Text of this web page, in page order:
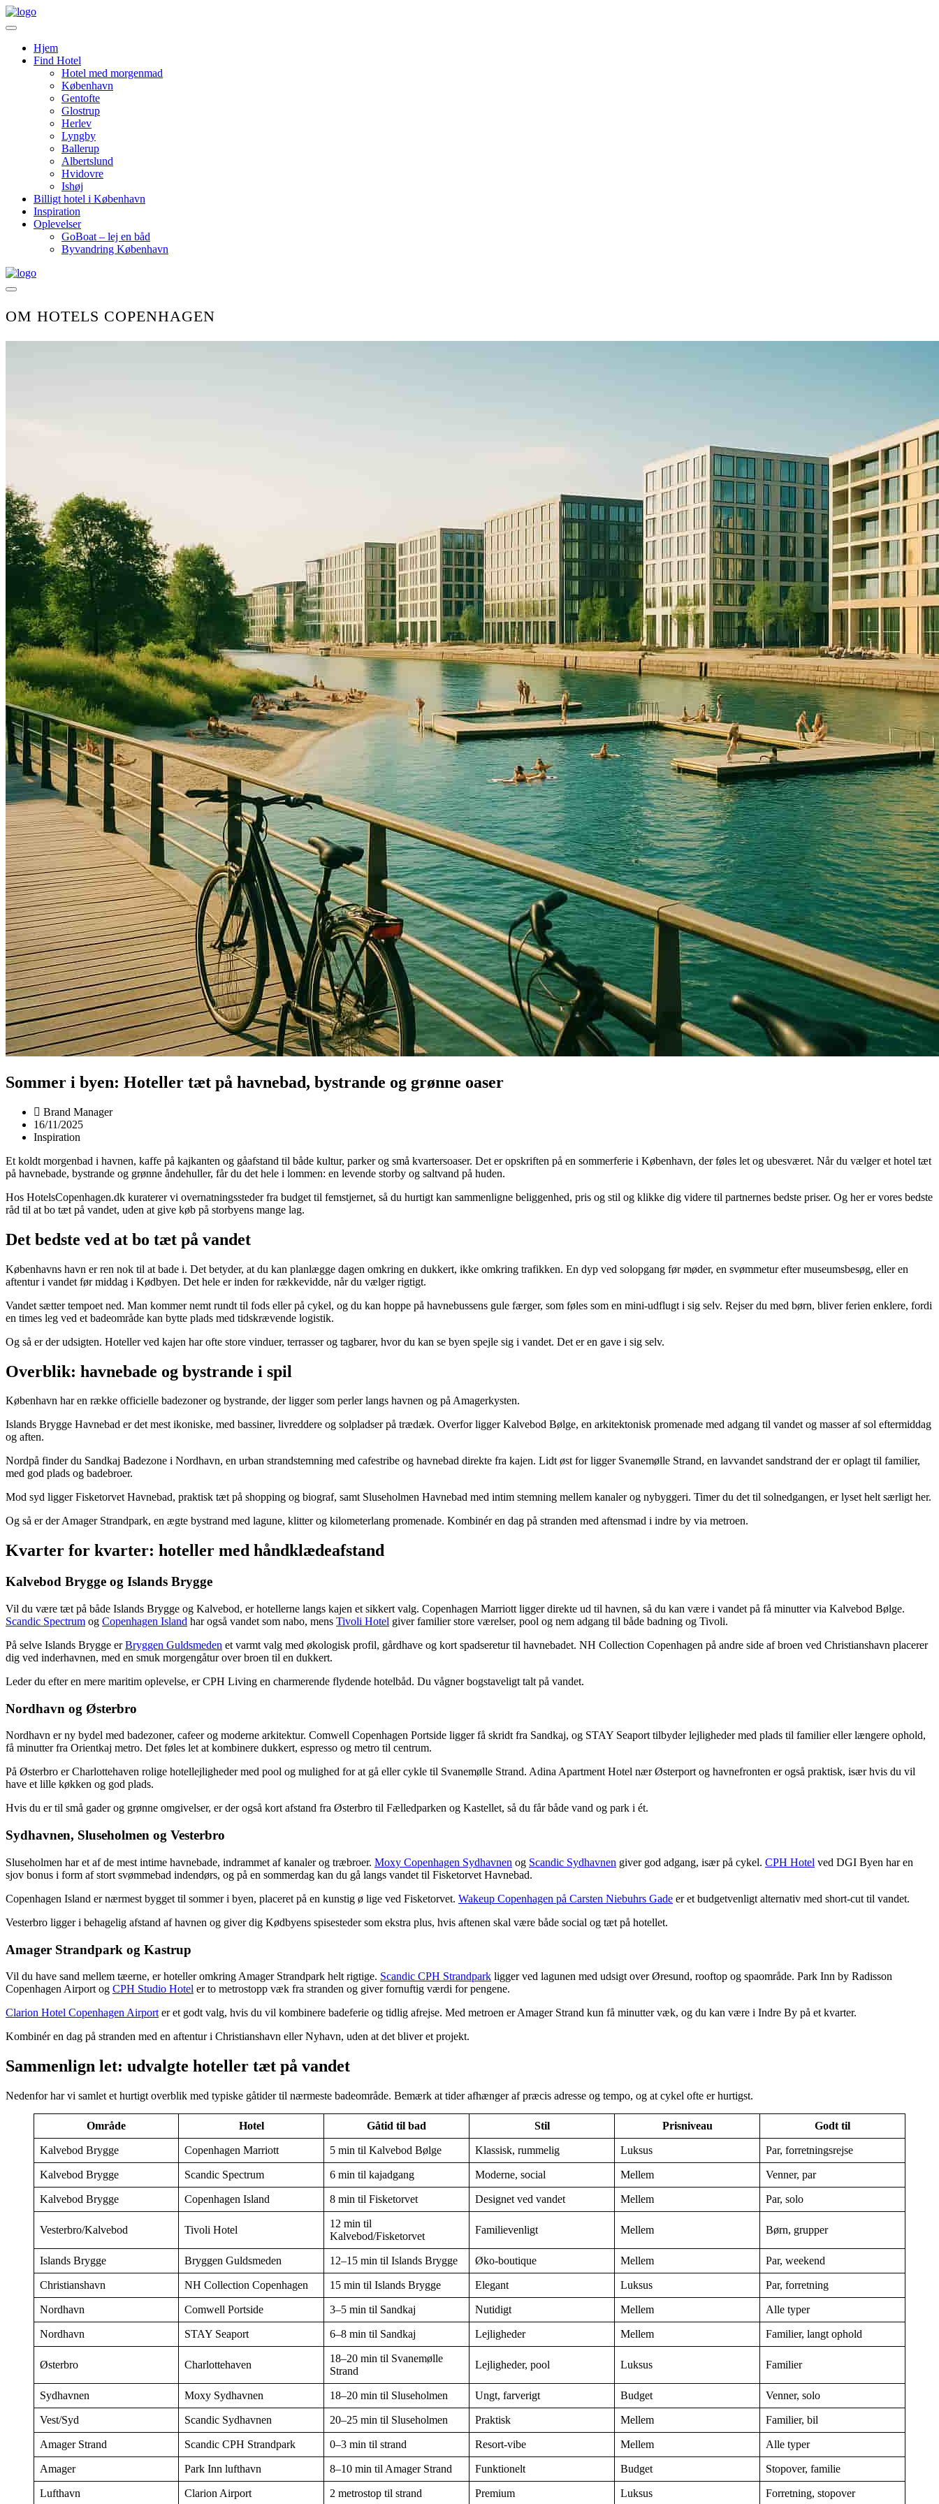
Videre
til
Hjem
Find Hotel
Hotel med morgenmad
København
Gentofte
Glostrup
Herlev
Lyngby
Ballerup
Albertslund
Hvidovre
Ishøj
Billigt hotel i København
Inspiration
Oplevelser
GoBoat – lej en båd
Byvandring København
OM HOTELS COPENHAGEN
Sommer i byen: Hoteller tæt på havnebad, bystrande og grønne oaser
Brand Manager
16/11/2025
Inspiration
Et koldt morgenbad i havnen, kaffe på kajkanten og gåafstand til både kultur, parker og små kvartersoaser. Det er opskriften på en sommerferie i København, der føles let og ubesværet. Når du vælger et hotel tæt
på havnebade, bystrande og grønne åndehuller, får du det hele i lommen: en levende storby og saltvand på huden.
Hos HotelsCopenhagen.dk kuraterer vi overnatningssteder fra budget til femstjernet, så du hurtigt kan sammenligne beliggenhed, pris og stil og klikke dig videre til partnernes bedste priser. Og her er vores bedste
råd til at bo tæt på vandet, uden at give køb på storbyens mange lag.
Det bedste ved at bo tæt på vandet
Københavns havn er ren nok til at bade i. Det betyder, at du kan planlægge dagen omkring en dukkert, ikke omkring trafikken. En dyp ved solopgang før møder, en svømmetur efter museumsbesøg, eller en
aftentur i vandet før middag i Kødbyen. Det hele er inden for rækkevidde, når du vælger rigtigt.
Vandet sætter tempoet ned. Man kommer nemt rundt til fods eller på cykel, og du kan hoppe på havnebussens gule færger, som føles som en mini-udflugt i sig selv. Rejser du med børn, bliver ferien enklere, fordi
en times leg ved et badeområde kan bytte plads med tidskrævende logistik.
Og så er der udsigten. Hoteller ved kajen har ofte store vinduer, terrasser og tagbarer, hvor du kan se byen spejle sig i vandet. Det er en gave i sig selv.
Overblik: havnebade og bystrande i spil
København har en række officielle badezoner og bystrande, der ligger som perler langs havnen og på Amagerkysten.
Islands Brygge Havnebad er det mest ikoniske, med bassiner, livreddere og solpladser på trædæk. Overfor ligger Kalvebod Bølge, en arkitektonisk promenade med adgang til vandet og masser af sol eftermiddag
og aften.
Nordpå finder du Sandkaj Badezone i Nordhavn, en urban strandstemning med cafestribe og havnebad direkte fra kajen. Lidt øst for ligger Svanemølle Strand, en lavvandet sandstrand der er oplagt til familier,
med god plads og badebroer.
Mod syd ligger Fisketorvet Havnebad, praktisk tæt på shopping og biograf, samt Sluseholmen Havnebad med intim stemning mellem kanaler og nybyggeri. Timer du det til solnedgangen, er lyset helt særligt her.
Og så er der Amager Strandpark, en ægte bystrand med lagune, klitter og kilometerlang promenade. Kombinér en dag på stranden med aftensmad i indre by via metroen.
Kvarter for kvarter: hoteller med håndklædeafstand
Kalvebod Brygge og Islands Brygge
Vil du være tæt på både Islands Brygge og Kalvebod, er hotellerne langs kajen et sikkert valg. Copenhagen Marriott ligger direkte ud til havnen, så du kan være i vandet på få minutter via Kalvebod Bølge.
Scandic Spectrum og Copenhagen Island har også vandet som nabo, mens Tivoli Hotel giver familier store værelser, pool og nem adgang til både badning og Tivoli.
På selve Islands Brygge erBryggen Guldsmeden et varmt valg med økologisk profil, gårdhave og kort spadseretur til havnebadet. NH Collection Copenhagen på andre side af broen ved Christianshavn placerer
dig ved inderhavnen, med en smuk morgengåtur over broen til en dukkert.
Leder du efter en mere maritim oplevelse, er CPH Living en charmerende flydende hotelbåd. Du vågner bogstaveligt talt på vandet.
Nordhavn og Østerbro
Nordhavn er ny bydel med badezoner, cafeer og moderne arkitektur. Comwell Copenhagen Portside ligger få skridt fra Sandkaj, og STAY Seaport tilbyder lejligheder med plads til familier eller længere ophold,
få minutter fra Orientkaj metro. Det føles let at kombinere dukkert, espresso og metro til centrum.
På Østerbro er Charlottehaven rolige hotellejligheder med pool og mulighed for at gå eller cykle til Svanemølle Strand. Adina Apartment Hotel nær Østerport og havnefronten er også praktisk, især hvis du vil
have et lille køkken og god plads.
Hvis du er til små gader og grønne omgivelser, er der også kort afstand fra Østerbro til Fælledparken og Kastellet, så du får både vand og park i ét.
Sydhavnen, Sluseholmen og Vesterbro
Sluseholmen har et af de mest intime havnebade, indrammet af kanaler og træbroer. Moxy Copenhagen Sydhavnen og Scandic Sydhavnen giver god adgang, især på cykel. CPH Hotel ved DGI Byen har en
sjov bonus i form af stort svømmebad indendørs, og på en sommerdag kan du gå langs vandet til Fisketorvet Havnebad.
Copenhagen Island er nærmest bygget til sommer i byen, placeret på en kunstig ø lige ved Fisketorvet. Wakeup Copenhagen på Carsten Niebuhrs Gade er et budgetvenligt alternativ med short-cut til vandet.
Vesterbro ligger i behagelig afstand af havnen og giver dig Kødbyens spisesteder som ekstra plus, hvis aftenen skal være både social og tæt på hotellet.
Amager Strandpark og Kastrup
Vil du have sand mellem tæerne, er hoteller omkring Amager Strandpark helt rigtige. Scandic CPH Strandpark ligger ved lagunen med udsigt over Øresund, rooftop og spaområde. Park Inn by Radisson
Copenhagen Airport og CPH Studio Hotel er to metrostopp væk fra stranden og giver fornuftig værdi for pengene.
Clarion Hotel Copenhagen Airport er et godt valg, hvis du vil kombinere badeferie og tidlig afrejse. Med metroen er Amager Strand kun få minutter væk, og du kan være i Indre By på et kvarter.
Kombinér en dag på stranden med en aftentur i Christianshavn eller Nyhavn, uden at det bliver et projekt.
Sammenlign let: udvalgte hoteller tæt på vandet
Nedenfor har vi samlet et hurtigt overblik med typiske gåtider til nærmeste badeområde. Bemærk at tider afhænger af præcis adresse og tempo, og at cykel ofte er hurtigst.
Område Hotel Gåtid til bad Stil Prisniveau Godt til
Kalvebod Brygge Copenhagen Marriott 5 min til Kalvebod Bølge Klassisk, rummelig Luksus Par, forretningsrejse
Kalvebod Brygge Scandic Spectrum 6 min til kajadgang Moderne, social Mellem Venner, par
Kalvebod Brygge Copenhagen Island 8 min til Fisketorvet Designet ved vandet Mellem Par, solo
Vesterbro/Kalvebod Tivoli Hotel
12 min til
Kalvebod/Fisketorvet
Familievenligt Mellem Børn, grupper
Islands Brygge Bryggen Guldsmeden 12–15 min til Islands Brygge Øko-boutique Mellem Par, weekend
Christianshavn NH Collection Copenhagen 15 min til Islands Brygge Elegant Luksus Par, forretning
Nordhavn Comwell Portside 3–5 min til Sandkaj Nutidigt Mellem Alle typer
Nordhavn STAY Seaport 6–8 min til Sandkaj Lejligheder Mellem Familier, langt ophold
Østerbro Charlottehaven
18–20 min til Svanemølle
Strand
Lejligheder, pool Luksus Familier
Sydhavnen Moxy Sydhavnen 18–20 min til Sluseholmen Ungt, farverigt Budget Venner, solo
Vest/Syd Scandic Sydhavnen 20–25 min til Sluseholmen Praktisk Mellem Familier, bil
Amager Strand Scandic CPH Strandpark 0–3 min til strand Resort-vibe Mellem Alle typer
Amager Park Inn lufthavn 8–10 min til Amager Strand Funktionelt Budget Stopover, familie
Lufthavn Clarion Airport 2 metrostop til strand Premium Luksus Forretning, stopover